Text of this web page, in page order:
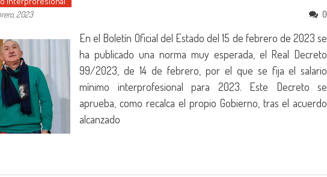
2023 0
En el Boletín Oficial del Estado del 15 de febrero de 2023 se
ha publicado una norma muy esperada, el Real Decreto
99/2023, de 14 de febrero, por el que se fija el salario
mínimo interprofesional para 2023. Este Decreto se
aprueba, como recalca el propio Gobierno, tras el acuerdo
alcanzado